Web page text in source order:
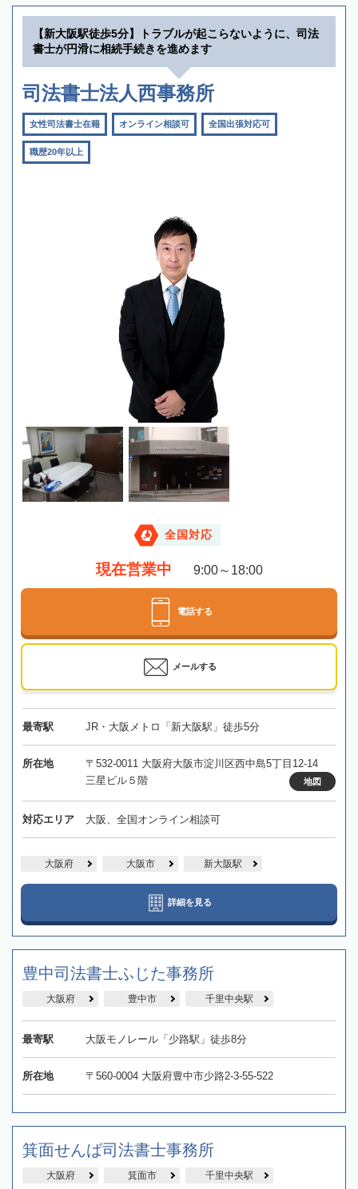
【新大阪駅徒歩5分】トラブルが起こらないように、司法
書士が円滑に相続手続きを進めます
司法書士法人西事務所
女性司法書士在籍 オンライン相談可 全国出張対応可
職歴20年以上
全国対応
現在営業中 9:00～18:00
電話する
メールする
最寄駅 JR・大阪メトロ「新大阪駅」徒歩5分
所在地
〒532-0011 大阪府大阪市淀川区西中島5丁目12-14
三星ビル５階
地図
対応エリア 大阪、全国オンライン相談可
大阪府 大阪市 新大阪駅
詳細を見る
豊中司法書士ふじた事務所
大阪府 豊中市 千里中央駅
最寄駅 大阪モノレール「少路駅」徒歩8分
所在地 〒560-0004 大阪府豊中市少路2-3-55-522
箕面せんば司法書士事務所
大阪府 箕面市 千里中央駅